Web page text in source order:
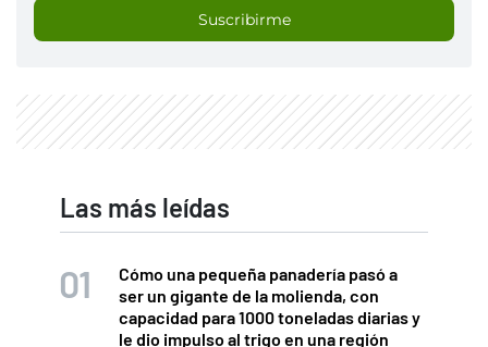
Suscribirme
Las más leídas
Cómo una pequeña panadería pasó a
ser un gigante de la molienda, con
capacidad para 1000 toneladas diarias y
le dio impulso al trigo en una región